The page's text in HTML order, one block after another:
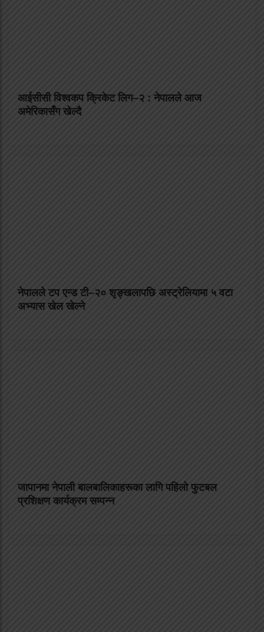
आईसीसी विश्वकप क्रिकेट लिग–२ : नेपालले आज
अमेरिकासँग खेल्दै
नेपालले टप एन्ड टी–२० शृङ्खलापछि अस्ट्रेलियामा ५ वटा
अभ्यास खेल खेल्ने
जापानमा नेपाली बालबालिकाहरूका लागि पहिलो फुटबल
प्रशिक्षण कार्यक्रम सम्पन्न